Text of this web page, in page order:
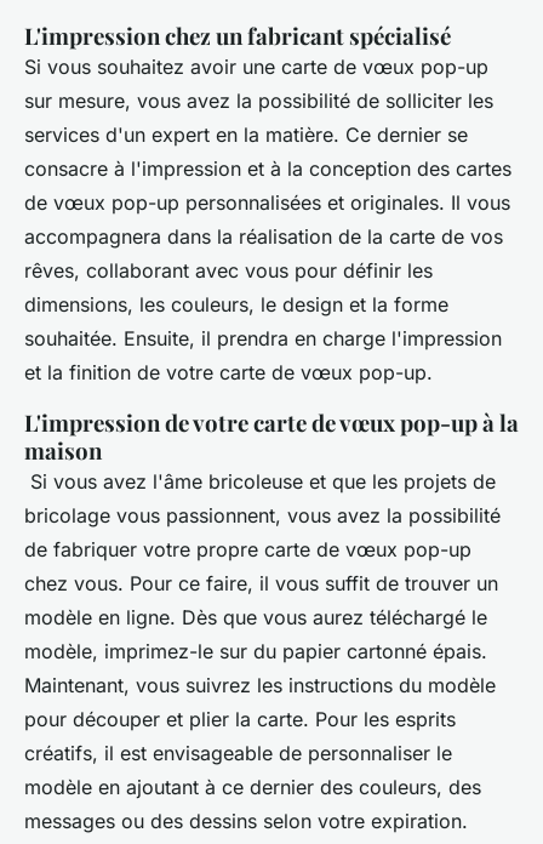
L'impression chez un fabricant spécialisé
Si vous souhaitez avoir une carte de vœux pop-up
sur mesure, vous avez la possibilité de solliciter les
services d'un expert en la matière. Ce dernier se
consacre à l'impression et à la conception des cartes
de vœux pop-up personnalisées et originales. Il vous
accompagnera dans la réalisation de la carte de vos
rêves, collaborant avec vous pour définir les
dimensions, les couleurs, le design et la forme
souhaitée. Ensuite, il prendra en charge l'impression
et la finition de votre carte de vœux pop-up.
L'impression de votre carte de vœux pop-up à la
maison
Si vous avez l'âme bricoleuse et que les projets de
bricolage vous passionnent, vous avez la possibilité
de fabriquer votre propre carte de vœux pop-up
chez vous. Pour ce faire, il vous suffit de trouver un
modèle en ligne. Dès que vous aurez téléchargé le
modèle, imprimez-le sur du papier cartonné épais.
Maintenant, vous suivrez les instructions du modèle
pour découper et plier la carte. Pour les esprits
créatifs, il est envisageable de personnaliser le
modèle en ajoutant à ce dernier des couleurs, des
messages ou des dessins selon votre expiration.